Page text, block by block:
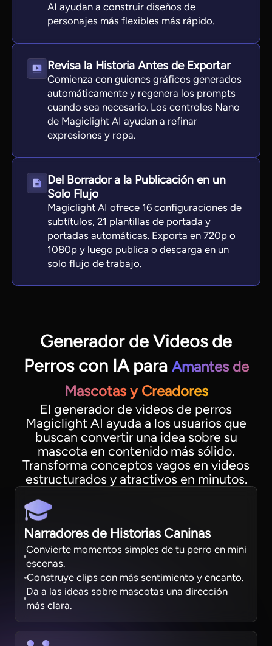
AI ayudan a construir diseños de
personajes más flexibles más rápido.
Revisa la Historia Antes de Exportar
Comienza con guiones gráficos generados
automáticamente y regenera los prompts
cuando sea necesario. Los controles Nano
de Magiclight AI ayudan a refinar
expresiones y ropa.
Del Borrador a la Publicación en un
Solo Flujo
Magiclight AI ofrece 16 configuraciones de
subtítulos, 21 plantillas de portada y
portadas automáticas. Exporta en 720p o
1080p y luego publica o descarga en un
solo flujo de trabajo.
Generador de Videos de
Perros con IA para Amantes de
Mascotas y Creadores
El generador de videos de perros
Magiclight AI ayuda a los usuarios que
buscan convertir una idea sobre su
mascota en contenido más sólido.
Transforma conceptos vagos en videos
estructurados y atractivos en minutos.
Narradores de Historias Caninas
Convierte momentos simples de tu perro en mini
escenas.
Construye clips con más sentimiento y encanto.
Da a las ideas sobre mascotas una dirección
más clara.